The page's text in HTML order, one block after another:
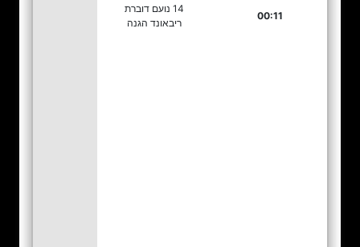
00:11
14 נועם דוברת
ריבאונד הגנה